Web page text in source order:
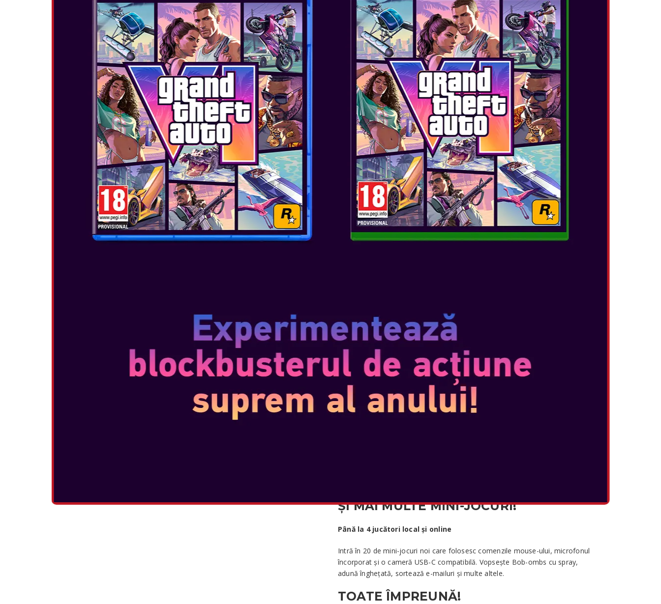
COMENZI MOUSE-UL FLUIDE
Așază un controller Joy-Con 2 pe o parte pentru a-l folosi ca pe un mouse în
modurile compatibile. Glisează, alunecă și dă clic cu ușurință!
FĂ ZGOMOT!
Măriți volumul grupului tău – folosește microfonul încorporat pentru a
controla acțiunea cu vocea în modurile selectate.
NOI REGULI MARIO PARTY
Până la 4 jucători local și online
Schimbă lucrurile și experimentează toate cele șapte table de joc cu reguli noi.
BOWSER LIVE
Până la 4 jucători la nivel local
Oh, Doamne – Bowser găzduiește un spectacol, iar tu ești personajul
impresionează-l pe Bowser, pentru că echipa mai energică câștigă!
CARNIVAL COASTER
Până la 4 jucători la nivel local
Pregătește-te pentru o plimbare sălbatică pe Carnival Coaster în mod
cooperativ! Folosește comenzile mouse-ului pentru a ținti și a doborî
răufăcătorii în timp ce simți loviturile și vuieturile montagnei roller cu HD
rumble 2. Un mini-joc în mod cooperativ va începe odată ce treci printr-o
ȘI MAI MULTE MINI-JOCURI!
Până la 4 jucători local și online
Intră în 20 de mini-jocuri noi care folosesc comenzile mouse-ului, microfonul
încorporat și o cameră USB-C compatibilă. Vopsește Bob-ombs cu spray,
adună înghețată, sortează e-mailuri și multe altele.
TOATE ÎMPREUNĂ!